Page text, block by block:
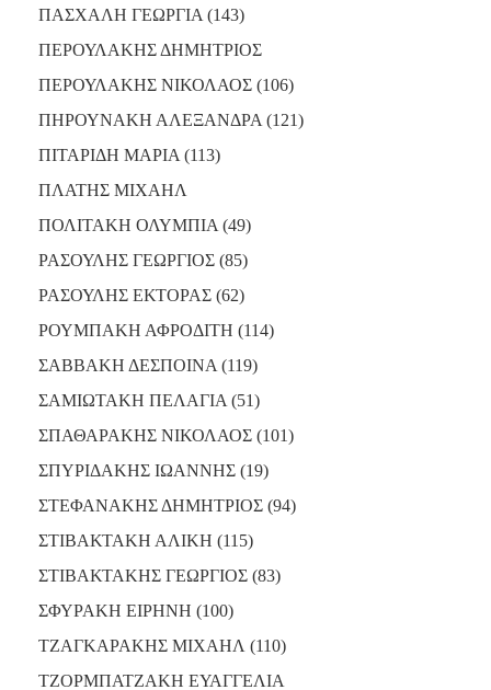
ΠΑΣΧΑΛΗ ΓΕΩΡΓΙΑ (143)
ΠΕΡΟΥΛΑΚΗΣ ΔΗΜΗΤΡΙΟΣ
ΠΕΡΟΥΛΑΚΗΣ ΝΙΚΟΛΑΟΣ (106)
ΠΗΡΟΥΝΑΚΗ ΑΛΕΞΑΝΔΡΑ (121)
ΠΙΤΑΡΙΔΗ ΜΑΡΙΑ (113)
ΠΛΑΤΗΣ ΜΙΧΑΗΛ
ΠΟΛΙΤΑΚΗ ΟΛΥΜΠΙΑ (49)
ΡΑΣΟΥΛΗΣ ΓΕΩΡΓΙΟΣ (85)
ΡΑΣΟΥΛΗΣ ΕΚΤΟΡΑΣ (62)
ΡΟΥΜΠΑΚΗ ΑΦΡΟΔΙΤΗ (114)
ΣΑΒΒΑΚΗ ΔΕΣΠΟΙΝΑ (119)
ΣΑΜΙΩΤΑΚΗ ΠΕΛΑΓΙΑ (51)
ΣΠΑΘΑΡΑΚΗΣ ΝΙΚΟΛΑΟΣ (101)
ΣΠΥΡΙΔΑΚΗΣ ΙΩΑΝΝΗΣ (19)
ΣΤΕΦΑΝΑΚΗΣ ΔΗΜΗΤΡΙΟΣ (94)
ΣΤΙΒΑΚΤΑΚΗ ΑΛΙΚΗ (115)
ΣΤΙΒΑΚΤΑΚΗΣ ΓΕΩΡΓΙΟΣ (83)
ΣΦΥΡΑΚΗ ΕΙΡΗΝΗ (100)
ΤΖΑΓΚΑΡΑΚΗΣ ΜΙΧΑΗΛ (110)
ΤΖΟΡΜΠΑΤΖΑΚΗ ΕΥΑΓΓΕΛΙΑ